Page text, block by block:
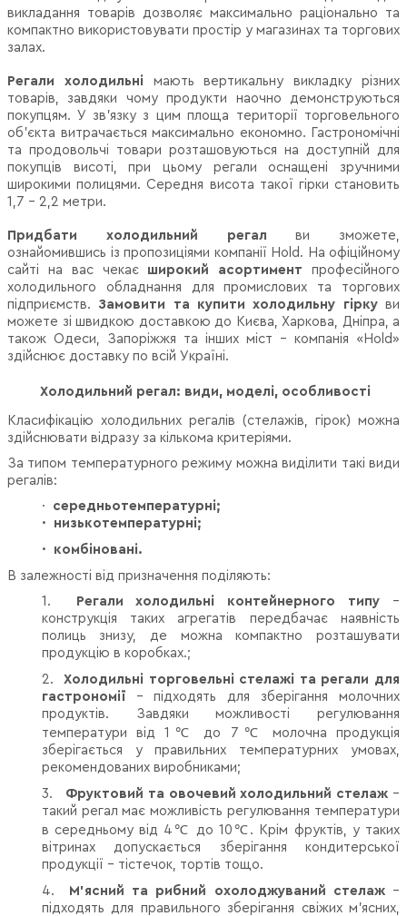
викладання товарів дозволяє максимально раціонально та
компактно використовувати простір у магазинах та торгових
залах.
Регали холодильні мають вертикальну викладку різних
товарів, завдяки чому продукти наочно демонструються
покупцям. У зв’язку з цим площа території торговельного
об'єкта витрачається максимально економно. Гастрономічні
та продовольчі товари розташовуються на доступній для
покупців висоті, при цьому регали оснащені зручними
широкими полицями. Середня висота такої гірки становить
1,7 – 2,2 метри.
Придбати холодильний регал ви зможете,
ознайомившись із пропозиціями компанії Hold. На офіційному
сайті на вас чекає широкий асортимент професійного
холодильного обладнання для промислових та торгових
підприємств. Замовити та купити холодильну гіркуви
можете зі швидкою доставкою до Києва, Харкова, Дніпра, а
також Одеси, Запоріжжя та інших міст – компанія «Hold»
здійснює доставку по всій Україні.
Холодильний регал: види, моделі, особливості
Класифікацію холодильних регалів (стелажів, гірок) можна
здійснювати відразу за кількома критеріями.
За типом температурного режиму можна виділити такі види
регалів:
·
середньотемпературні;
·
низькотемпературні;
·
комбіновані.
В залежності від призначення поділяють:
1.
Регали холодильні контейнерного типу –
конструкція таких агрегатів передбачає наявність
полиць знизу, де можна компактно розташувати
продукцію в коробках.;
2.
Холодильні торговельні стелажі та регали для
гастрономії – підходять для зберігання молочних
продуктів. Завдяки можливості регулювання
температури від 1
℃ до 7 ℃
молочна продукція
зберігається у правильних температурних умовах,
рекомендованих виробниками;
3.
Фруктовий та овочевий холодильний стелаж –
такий регал має можливість регулювання температури
в середньому від 4 ℃ до 10 ℃ . Крім фруктів, у таких
вітринах допускається зберігання кондитерської
продукції – тістечок, тортів тощо.
4.
М'ясний та рибний охолоджуваний стелаж
–
підходять для правильного зберігання свіжих м'ясних,